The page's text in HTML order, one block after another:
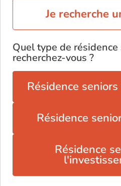
Je recherche
Quel type de résidence
recherchez-vous ?
Résidence
Résidence
Résidence